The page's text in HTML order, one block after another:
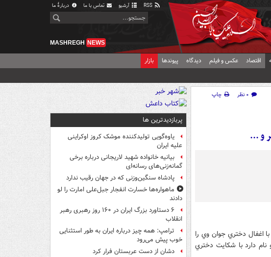
آرشیو تماس با ما دربارهٔ ما
MASHREGH NEWS
اقتصاد عکس و فیلم دیدگاه پیوندها بازار
۰ نظر
چاپ
و ...
اغفال دختري جوان وي را
است. اين مرد 40ساله كه خسرو نام دارد با شكايت دختري
پربازدیدترین ها
یاوه‌گویی تولیدکننده موشک کروز اوکراینی
علیه ایران
بیانیه خانواده شهید لاریجانی درباره برخی
گمانه‌زنی‌های رسانه‌ای
پادشاه سنگین‌وزنی که در جهان رقیب ندارد
ماهواره‌ها خسارت انفجار جبل‌علی امارت را لو
دادند
۶ دستاورد بزرگ ایران در ۱۶۰ روز رهبری رهبر
انقلاب
ترامپ: همه چیز درباره ایران به طور استثنایی
خوب پیش می‌رود
دشان از دست عربستان فرار کرد